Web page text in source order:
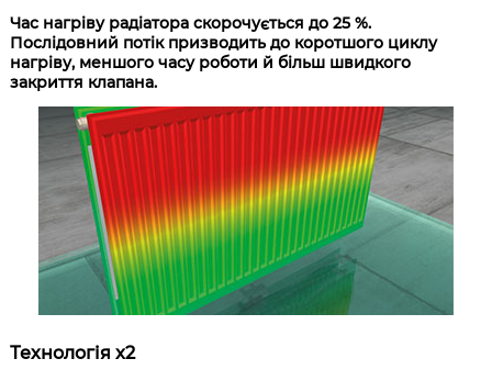
Час нагріву радіатора скорочується до 25 %.
Послідовний потік призводить до коротшого циклу
нагріву, меншого часу роботи й більш швидкого
закриття клапана.
Технологія x2